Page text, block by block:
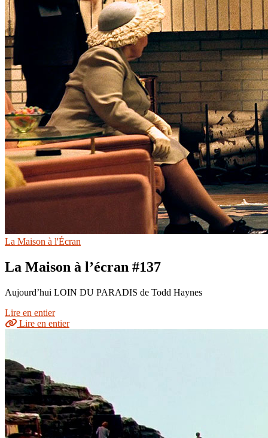
La Maison à l'Écran
La Maison à l’écran #137
Aujourd’hui LOIN DU PARADIS de Todd Haynes
Lire en entier
Lire en entier